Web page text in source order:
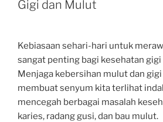
Gigi dan Mulut
Kebiasaan sehari-hari untuk
sangat penting bagi kesehatan
Menjaga kebersihan mulut dan
membuat senyum kita terlihat
mencegah berbagai masalah
karies, radang gusi, dan bau mulut.